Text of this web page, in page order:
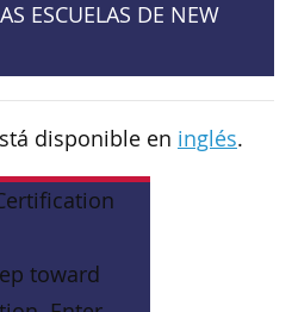
toward
ESCUELAS DE NEW
disponible en inglés.